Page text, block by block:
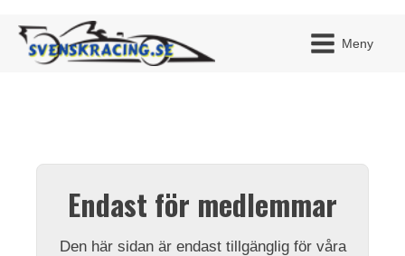
Meny
Endast för medlemmar
Den här sidan är endast tillgänglig för våra